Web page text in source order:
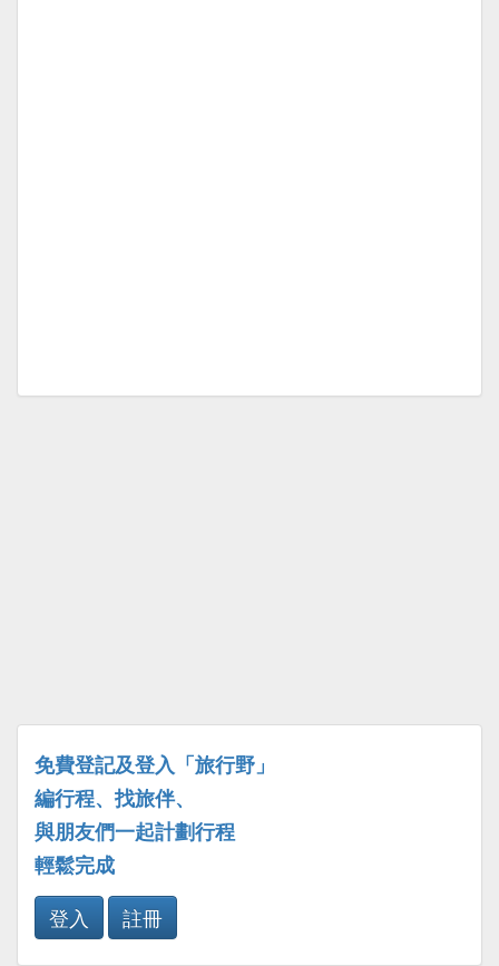
免費登記及登入「旅行野」
編行程、找旅伴、
與朋友們一起計劃行程
輕鬆完成
登入
註冊